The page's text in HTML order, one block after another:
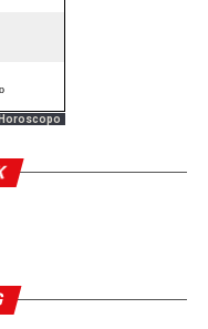
Horoscopo